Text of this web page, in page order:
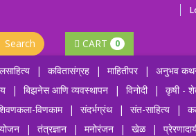
Search CART 0
| कवितासंग्रह | माहितीपर | अनुभव
| बिझनेस आणि व्यवस्थापन | विनोदी | कृषी -
विणकाम | संदर्भग्रंथ | संत-साहित्य |
| तंत्रज्ञान | मनोरंजन | खेळ |